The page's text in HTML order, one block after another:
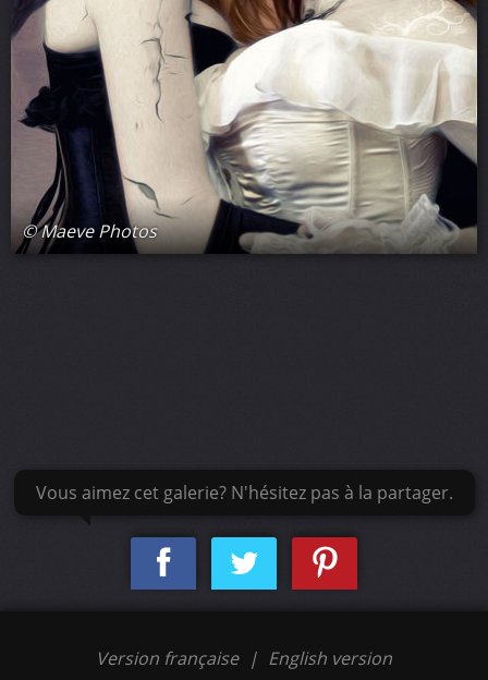
© Maeve Photos
Vous aimez cet galerie? N'hésitez pas à la partager.
Version française | English version